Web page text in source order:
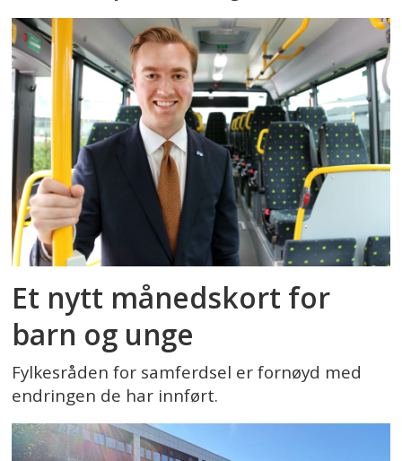
Et nytt månedskort for
barn og unge
Fylkesråden for samferdsel er fornøyd med
endringen de har innført.